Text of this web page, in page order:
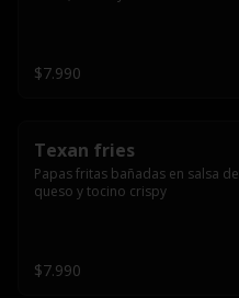
$7.990
Texan fries
Papas fritas bañadas en salsa de
queso y tocino crispy
$7.990